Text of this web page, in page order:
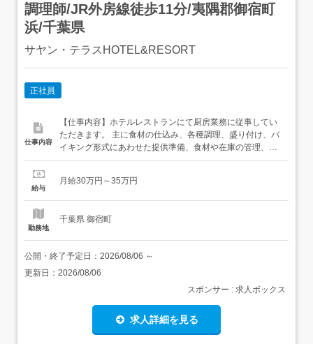
調理師/JR外房線徒歩11分/夷隅郡御宿町
浜/千葉県
サヤン・テラスHOTEL&RESORT
正社員
仕事内容
【仕事内容】ホテルレストランにて厨房業務に従事してい
ただきます。 主に食材の仕込み、各種調理、盛り付け、バ
イキング形式にあわせた提供準備、食材や在庫の管理、衛
生管理、メニュー提案や改善に向けたアイデア出しなどを
なので、ライフスタイルに合わせて通勤方法が選べます
給与
月給30万円～35万円
勤務地
千葉県 御宿町
公開・終了予定日： 2026/08/06 ～
更新日： 2026/08/06
スポンサー : 求人ボックス
求人詳細を見る